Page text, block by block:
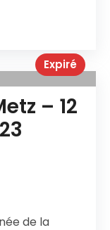
Expiré
– 12
de la